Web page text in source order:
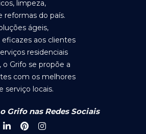
limpeza,
reformas do país.
ágeis,
aos clientes
residenciais
o Grifo se propõe a
com os melhores
serviço locais.
Grifo nas Redes Sociais